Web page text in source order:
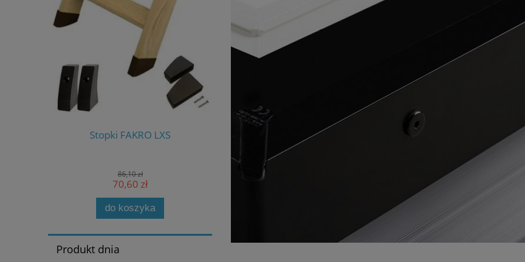
Stopki FAKRO LXS
86,10 zł
70,60 zł
do koszyka
Sterownik VTS Volcano EC
Okno do płaskiego dachu Fakro
DXC-M P2 100x100
Produkt dnia